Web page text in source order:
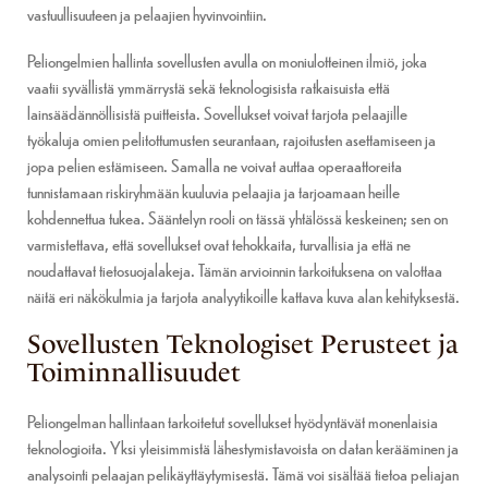
vastuullisuuteen ja pelaajien hyvinvointiin.
Peliongelmien hallinta sovellusten avulla on moniulotteinen ilmiö, joka
vaatii syvällistä ymmärrystä sekä teknologisista ratkaisuista että
lainsäädännöllisistä puitteista. Sovellukset voivat tarjota pelaajille
työkaluja omien pelitottumusten seurantaan, rajoitusten asettamiseen ja
jopa pelien estämiseen. Samalla ne voivat auttaa operaattoreita
tunnistamaan riskiryhmään kuuluvia pelaajia ja tarjoamaan heille
kohdennettua tukea. Sääntelyn rooli on tässä yhtälössä keskeinen; sen on
varmistettava, että sovellukset ovat tehokkaita, turvallisia ja että ne
noudattavat tietosuojalakeja. Tämän arvioinnin tarkoituksena on valottaa
näitä eri näkökulmia ja tarjota analyytikoille kattava kuva alan kehityksestä.
Sovellusten Teknologiset Perusteet ja
Toiminnallisuudet
Peliongelman hallintaan tarkoitetut sovellukset hyödyntävät monenlaisia
teknologioita. Yksi yleisimmistä lähestymistavoista on datan kerääminen ja
analysointi pelaajan pelikäyttäytymisestä. Tämä voi sisältää tietoa peliajan